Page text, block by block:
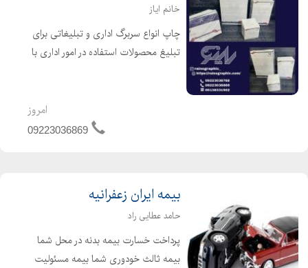
خانم ایاز
چاپ انواع سربرگ اداری و تبلیغاتی برای
تبلیغ محصولات استفاده در امور اداری با
امروز
09223036869
بیمه ایران زعفرانیه
حامد عطایی راد
پرداخت خسارت بیمه بدنه در محل شما
بیمه ثالث خودوری شما بیمه مسئولیت